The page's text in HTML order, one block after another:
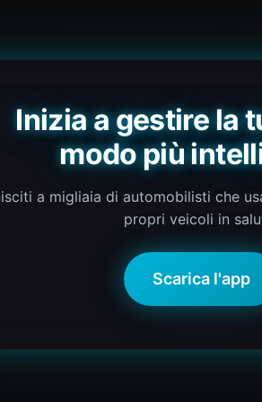
Inizia a gestire la
modo più
a migliaia di automobilisti che
propri veicoli in
Scarica l'app